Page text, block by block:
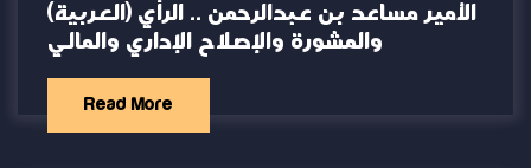
(العربية) الأمير مساعد بن عبدالرحمن .. الرأي
والمشورة والإصلاح الإداري والمالي
Read More